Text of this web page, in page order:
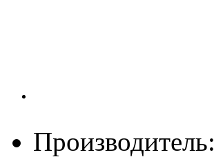
Производитель: